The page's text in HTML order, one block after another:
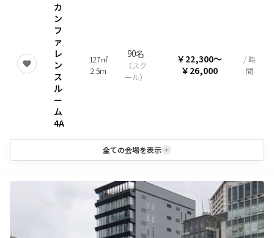
カ
ン
フ
ァ
レ
ン
ス
ル
ー
ム
4A
127㎡
2.5m
90名
（スク
ール）
￥22,300〜
￥26,000
/ 時
間
全ての会場を表示